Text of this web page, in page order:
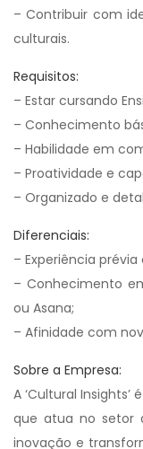
– Contribuir com
culturais.
Requisitos:
– Estar cursando
– Conhecimento
– Habilidade em
– Proatividade e
– Organizado e
Diferenciais:
– Experiência
– Conhecimento
ou Asana;
– Afinidade com
Sobre a Empresa:
A ‘Cultural
que atua no setor
inovação e